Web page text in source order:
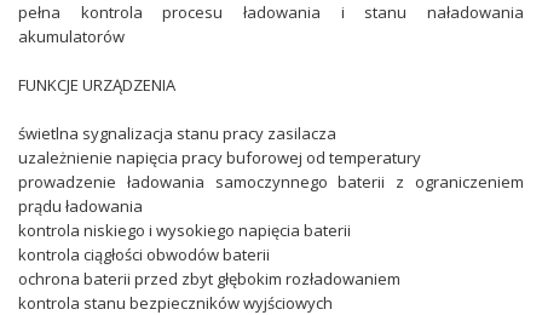
pełna kontrola procesu ładowania i stanu naładowania
akumulatorów
FUNKCJE URZĄDZENIA
świetlna sygnalizacja stanu pracy zasilacza
uzależnienie napięcia pracy buforowej od temperatury
prowadzenie ładowania samoczynnego baterii z ograniczeniem
prądu ładowania
kontrola niskiego i wysokiego napięcia baterii
kontrola ciągłości obwodów baterii
ochrona baterii przed zbyt głębokim rozładowaniem
kontrola stanu bezpieczników wyjściowych